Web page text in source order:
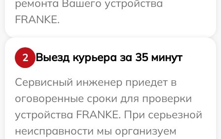
ремонта Вашего устройства
FRANKE.
2
Выезд курьера за 35 минут
Сервисный инженер приедет в
оговоренные сроки для проверки
устройства FRANKE. При серьезной
неисправности мы организуем